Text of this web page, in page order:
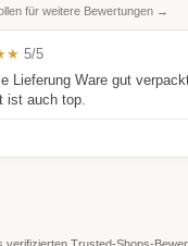
für weitere Bewertungen →
5/5
Lieferung Ware gut
ist auch top.